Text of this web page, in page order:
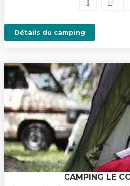
Détails du camping
CAMPING LE